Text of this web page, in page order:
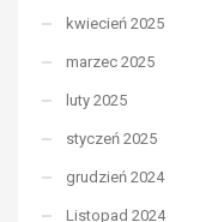
kwiecień 2025
marzec 2025
luty 2025
styczeń 2025
grudzień 2024
Listopad 2024